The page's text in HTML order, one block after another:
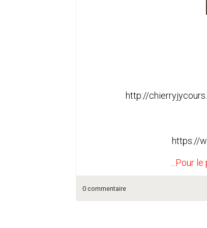
http://
https://
...Pour
0 commentaire